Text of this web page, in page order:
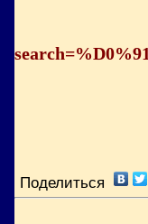
Поделиться